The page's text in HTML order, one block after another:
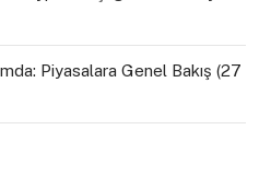
Piyasalara Genel Bakış (27